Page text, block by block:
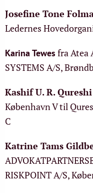
Josefine Tone
Ledernes
Karina Tewes fra Atea
SYSTEMS A/S,
Kashif U. R. Qureshi
København V til
C
Katrine Tams
RISKPOINT A/S,